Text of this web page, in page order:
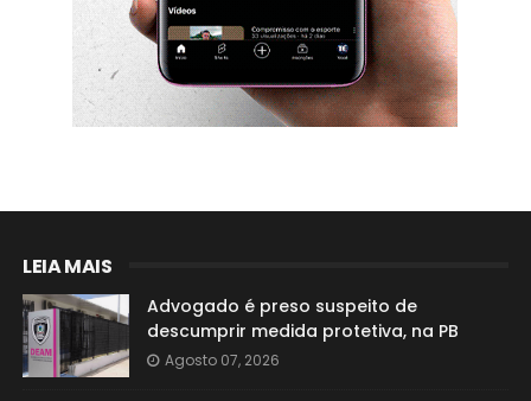
LEIA MAIS
Advogado é preso suspeito de
descumprir medida protetiva, na PB
Agosto 07, 2026